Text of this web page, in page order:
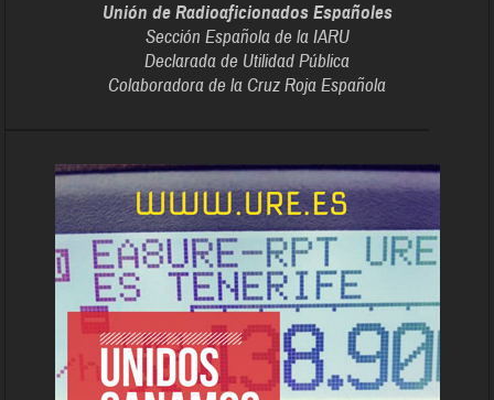
Unión de Radioaficionados Españoles
Sección Española de la IARU
Declarada de Utilidad Pública
Colaboradora de la Cruz Roja Española